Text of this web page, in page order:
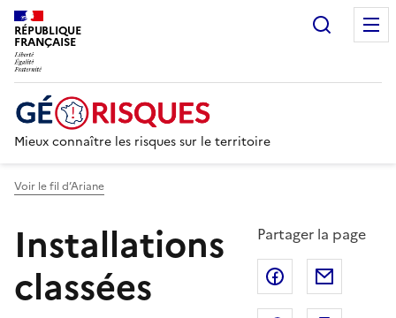
RÉPUBLIQUE
FRANÇAISE
Mieux connaître les risques sur le territoire
Voir le fil d’Ariane
Installations
classées
Partager la page
Partager sur